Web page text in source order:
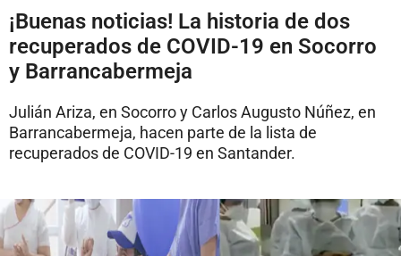
¡Buenas noticias! La historia de dos
recuperados de COVID-19 en Socorro
y Barrancabermeja
Julián Ariza, en Socorro y Carlos Augusto Núñez, en
Barrancabermeja, hacen parte de la lista de
recuperados de COVID-19 en Santander.